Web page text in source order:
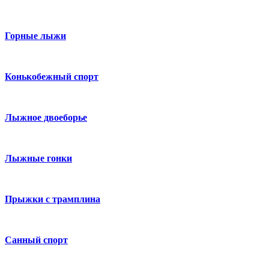
Горные лыжи
Конькобежный спорт
Лыжное двоеборье
Лыжные гонки
Прыжки с трамплина
Санный спорт